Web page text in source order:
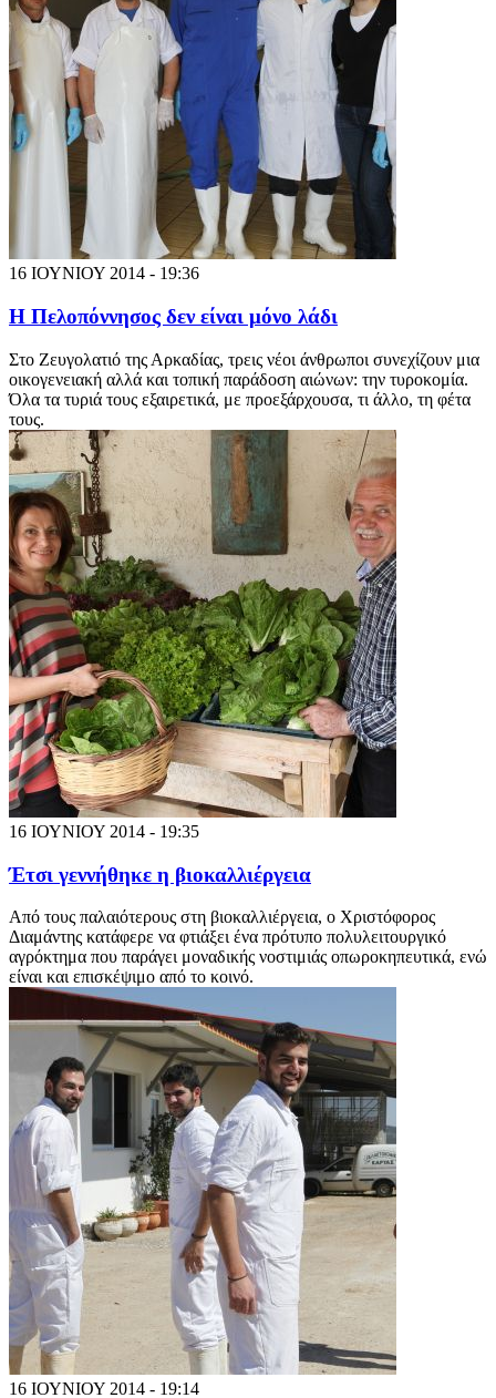
16 ΙΟΥΝΙΟΥ 2014 - 19:36
Η Πελοπόννησος δεν είναι μόνο λάδι
Στο Ζευγολατιό της Αρκαδίας, τρεις νέοι άνθρωποι συνεχίζουν μια
οικογενειακή αλλά και τοπική παράδοση αιώνων: την τυροκομία.
Όλα τα τυριά τους εξαιρετικά, με προεξάρχουσα, τι άλλο, τη φέτα
τους.
16 ΙΟΥΝΙΟΥ 2014 - 19:35
Έτσι γεννήθηκε η βιοκαλλιέργεια
Από τους παλαιότερους στη βιοκαλλιέργεια, ο Χριστόφορος
Διαμάντης κατάφερε να φτιάξει ένα πρότυπο πολυλειτουργικό
αγρόκτημα που παράγει μοναδικής νοστιμιάς οπωροκηπευτικά, ενώ
είναι και επισκέψιμο από το κοινό.
16 ΙΟΥΝΙΟΥ 2014 - 19:14